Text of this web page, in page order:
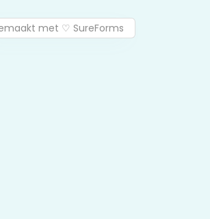
met ♡ SureForms